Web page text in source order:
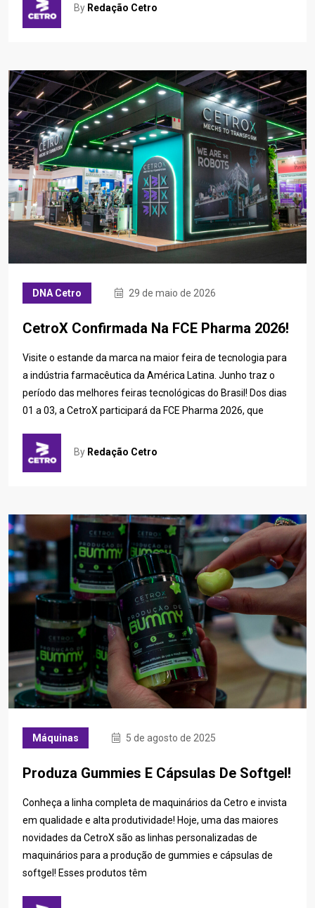
By Redação Cetro
DNA Cetro 29 de maio de 2026
CetroX Confirmada Na FCE Pharma 2026!
Visite o estande da marca na maior feira de tecnologia para
a indústria farmacêutica da América Latina. Junho traz o
período das melhores feiras tecnológicas do Brasil! Dos dias
01 a 03, a CetroX participará da FCE Pharma 2026, que
By Redação Cetro
Máquinas 5 de agosto de 2025
Produza Gummies E Cápsulas De Softgel!
Conheça a linha completa de maquinários da Cetro e invista
em qualidade e alta produtividade! Hoje, uma das maiores
novidades da CetroX são as linhas personalizadas de
maquinários para a produção de gummies e cápsulas de
softgel! Esses produtos têm